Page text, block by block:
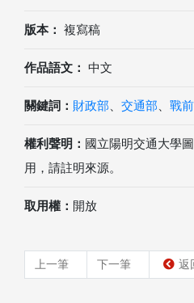
版本： 複寫稿
作品語文： 中文
關鍵詞： 財政部 交通部 戰
權利聲明： 國立陽明交通大學
用，請註明來源。
取用權： 開放
上一筆 下一筆 返